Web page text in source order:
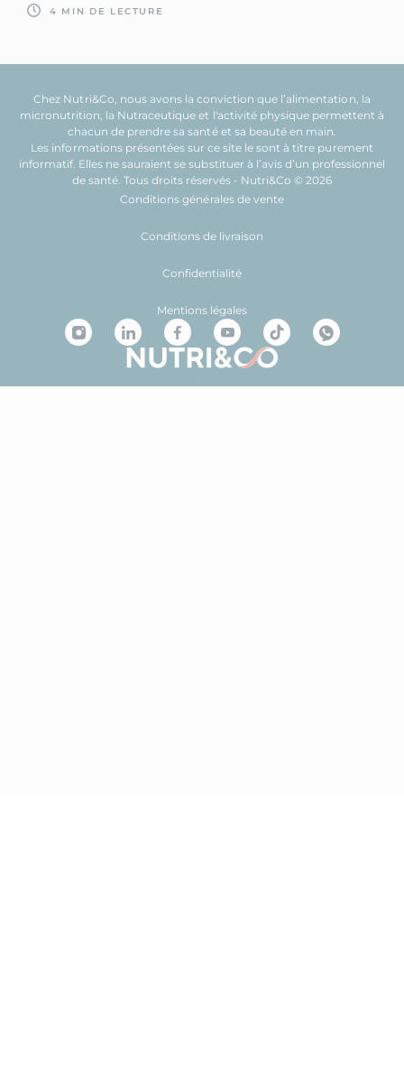
4 MIN DE LECTURE
Chez Nutri&Co, nous avons la conviction que l’alimentation, la
micronutrition, la Nutraceutique et l'activité physiquepermettent à
chacun de prendre sasantéet sa beautéen main.
Les informations présentées sur ce site le sont à titre purement
informatif. Elles ne sauraient se substituer à l’avis d’un professionnel
de santé. Tous droits réservés - Nutri&Co © 2026
Conditions générales de vente
Conditions de livraison
Confidentialité
Mentions légales